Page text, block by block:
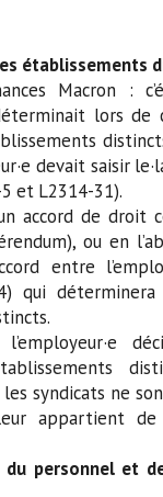
établissements
Macron :
lors de
devait saisir
et L2314-31).
accord de droit
ou en
entre
qui
syndicats ne
leur appartient
personnel et